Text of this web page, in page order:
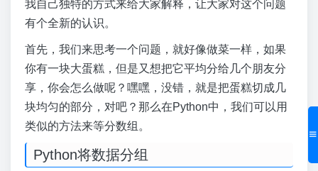
我自己独特的方式来给大家解释，让大家对这个问题
有个全新的认识。
首先，我们来思考一个问题，就好像做菜一样，如果
你有一块大蛋糕，但是又想把它平均分给几个朋友分
享，你会怎么做呢？嘿嘿，没错，就是把蛋糕切成几
块均匀的部分，对吧？那么在Python中，我们可以用
类似的方法来等分数组。
Python将数据分组